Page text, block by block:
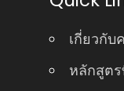
เกี่ยวกับ
หลักสูต